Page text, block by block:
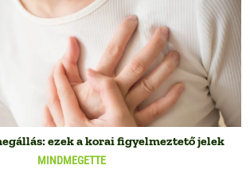
MINDMEGETTE
ezek a korai figyelmeztető jelek